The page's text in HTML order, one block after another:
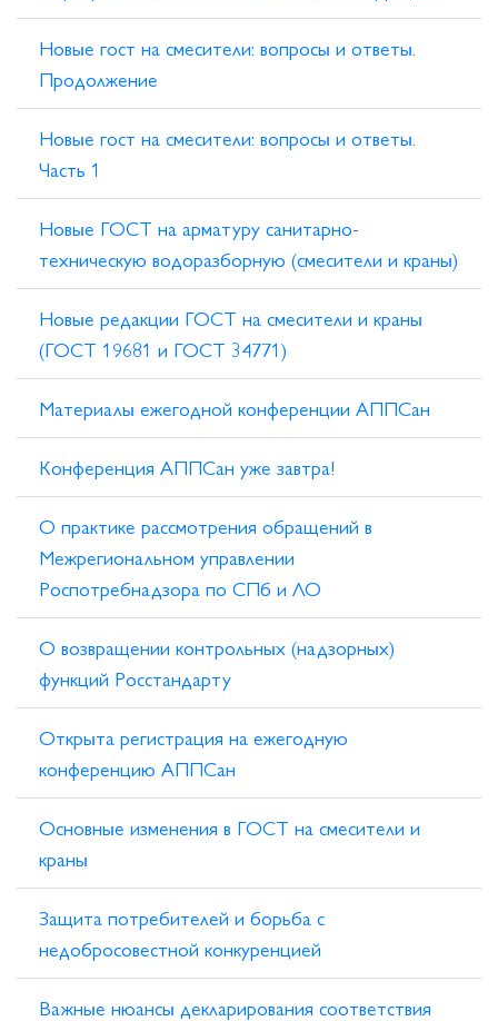
Новые гост на смесители: вопросы и ответы.
Продолжение
Новые гост на смесители: вопросы и ответы.
Часть 1
Новые ГОСТ на арматуру санитарно-
техническую водоразборную (смесители и краны)
Новые редакции ГОСТ на смесители и краны
(ГОСТ 19681 и ГОСТ 34771)
Материалы ежегодной конференции АППСан
Конференция АППСан уже завтра!
О практике рассмотрения обращений в
Межрегиональном управлении
Роспотребнадзора по СПб и ЛО
О возвращении контрольных (надзорных)
функций Росстандарту
Открыта регистрация на ежегодную
конференцию АППСан
Основные изменения в ГОСТ на смесители и
краны
Защита потребителей и борьба с
недобросовестной конкуренцией
Важные нюансы декларирования соответствия